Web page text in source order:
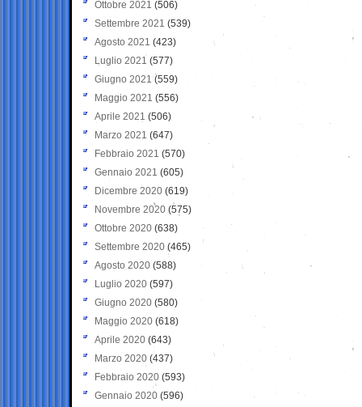
Ottobre 2021 (506)
Settembre 2021 (539)
Agosto 2021 (423)
Luglio 2021 (577)
Giugno 2021(559)
Maggio 2021 (556)
Aprile 2021 (506)
Marzo 2021 (647)
Febbraio 2021 (570)
Gennaio 2021 (605)
Dicembre 2020 (619)
Novembre 2020 (575)
Ottobre 2020 (638)
Settembre 2020(465)
Agosto 2020 (588)
Luglio 2020 (597)
Giugno 2020 (580)
Maggio 2020 (618)
Aprile 2020 (643)
Marzo 2020 (437)
Febbraio 2020 (593)
Gennaio 2020 (596)